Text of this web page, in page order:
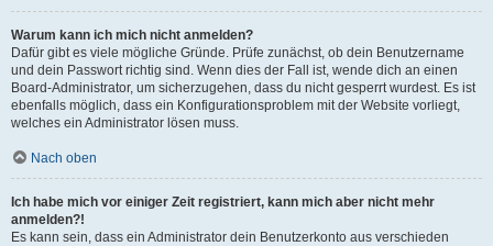
Warum kann ich mich nicht anmelden?
Dafür gibt es viele mögliche Gründe. Prüfe zunächst, ob dein Benutzername
und dein Passwort richtig sind. Wenn dies der Fall ist, wende dich an einen
Board-Administrator, um sicherzugehen, dass du nicht gesperrt wurdest. Es ist
ebenfalls möglich, dass ein Konfigurationsproblem mit der Website vorliegt,
welches ein Administrator lösen muss.
Nach oben
Ich habe mich vor einiger Zeit registriert, kann mich aber nicht mehr
anmelden?!
Es kann sein, dass ein Administrator dein Benutzerkonto aus verschieden